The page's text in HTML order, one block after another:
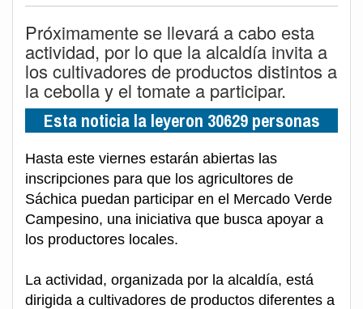
Próximamente se llevará a cabo esta
actividad, por lo que la alcaldía invita a
los cultivadores de productos distintos a
la cebolla y el tomate a participar.
Esta noticia la leyeron 30629 personas
Hasta este viernes estarán abiertas las
inscripciones para que los agricultores de
Sáchica puedan participar en el Mercado Verde
Campesino, una iniciativa que busca apoyar a
los productores locales.
La actividad, organizada por la alcaldía, está
dirigida a cultivadores de productos diferentes a